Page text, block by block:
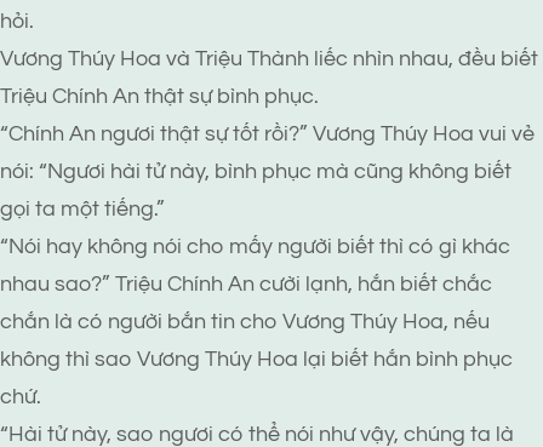
hỏi.
Vương Thúy Hoa và Triệu Thành liếc nhìn nhau, đều biết
Triệu Chính An thật sự bình phục.
“Chính An ngươi thật sự tốt rồi?” Vương Thúy Hoa vui vẻ
nói: “Ngươi hài tử này, bình phục mà cũng không biết
gọi ta một tiếng.”
“Nói hay không nói cho mấy người biết thì có gì khác
nhau sao?” Triệu Chính An cười lạnh, hắn biết chắc
chắn là có người bắn tin cho Vương Thúy Hoa, nếu
không thì sao Vương Thúy Hoa lại biết hắn bình phục
chứ.
“Hài tử này, sao ngươi có thể nói như vậy, chúng ta là